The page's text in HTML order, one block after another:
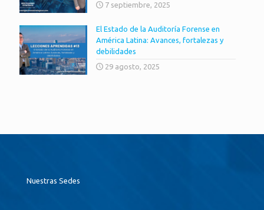
7 septiembre, 2025
El Estado de la Auditoría Forense en
América Latina: Avances, fortalezas y
debilidades
29 agosto, 2025
Nuestras Sedes